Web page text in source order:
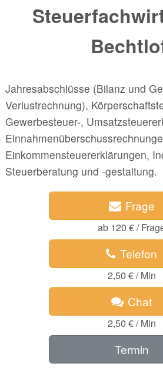
Jahresabschlüsse (Bilanz und
Verlustrechnung),
Gewerbesteuer-,
Einkommensteuererklärungen,
Steuerberatung und -gestaltung.
Frage
ab 120 € /
Telefon
2,50 € / Min
Chat
2,50 € / Min
Termin